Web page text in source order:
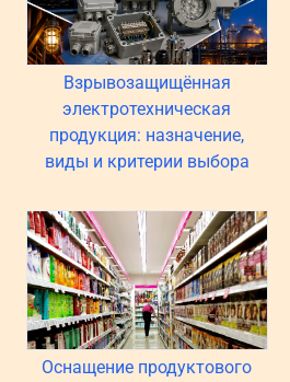
Взрывозащищённая
электротехническая
продукция: назначение,
виды и критерии выбора
Оснащение продуктового